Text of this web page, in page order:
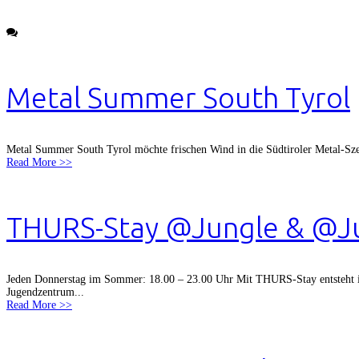
Metal Summer South Tyrol
Metal Summer South Tyrol möchte frischen Wind in die Südtiroler Metal-
Read More >>
THURS-Stay @Jungle &
Jeden Donnerstag im Sommer: 18.00 – 23.00 Uhr Mit THURS-Stay
Jugendzentrum...
Read More >>